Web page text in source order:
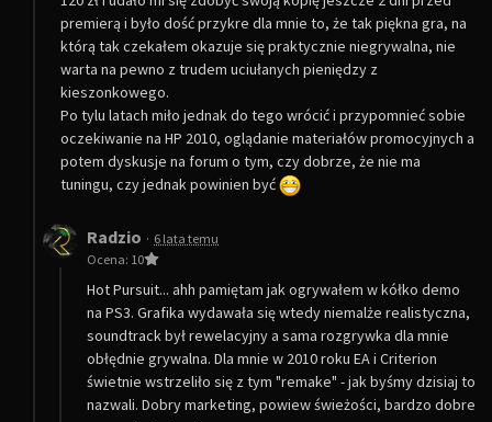
premierą i było dość przykre dla mnie to, że tak piękna gra, na
którą tak czekałem okazuje się praktycznie niegrywalna, nie
warta na pewno z trudem uciułanych pieniędzy z
kieszonkowego.
Po tylu latach miło jednak do tego wrócić i przypomnieć sobie
oczekiwanie na HP 2010, oglądanie materiałów promocyjnych a
potem dyskusje na forum o tym, czy dobrze, że nie ma
tuningu, czy jednak powinien być
Radzio · 6 lata temu
Ocena: 10
Hot Pursuit... ahh pamiętam jak ogrywałem w kółko demo
na PS3. Grafika wydawała się wtedy niemalże realistyczna,
soundtrack był rewelacyjny a sama rozgrywka dla mnie
obłędnie grywalna. Dla mnie w 2010 roku EA i Criterion
świetnie wstrzeliło się z tym "remake" - jak byśmy dzisiaj to
nazwali. Dobry marketing, powiew świeżości, bardzo dobre